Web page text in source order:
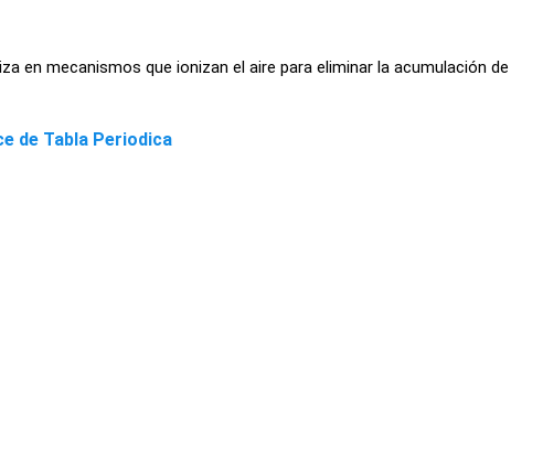
en mecanismos que ionizan el aire para eliminar la acumulación de
de Tabla Periodica